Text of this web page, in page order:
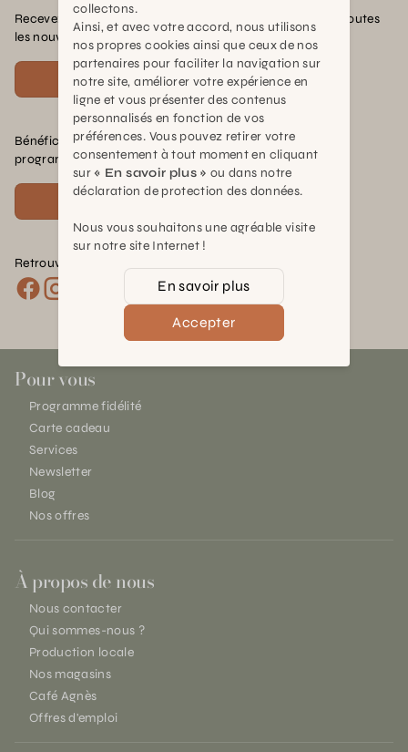
Recevez nos offres exclusives, nos conseils pratiques et toutes
les nouvelles Schilliger
S'inscrire
Bénéficiez de nombreux avantages en rejoignant notre
programme de fidélité.
Voir plus
Retrouvez nous sur les réseaux :
Pour vous
Programme fidélité
Carte cadeau
Services
Newsletter
Blog
Nos offres
À propos de nous
Nous contacter
Qui sommes-nous ?
Production locale
Nos magasins
Café Agnès
Offres d'emploi
collectons.
Ainsi, et avec votre accord, nous utilisons
nos propres cookies ainsi que ceux de nos
partenaires pour faciliter la navigation sur
notre site, améliorer votre expérience en
ligne et vous présenter des contenus
personnalisés en fonction de vos
préférences. Vous pouvez retirer votre
consentement à tout moment en cliquant
sur « En savoir plus » ou dans notre
déclaration de protection des données.
Nous vous souhaitons une agréable visite
sur notre site Internet !
En savoir plus
Accepter